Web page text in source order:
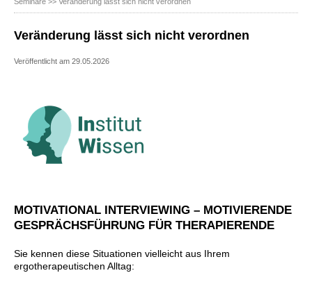
Seminare >> Veränderung lässt sich nicht verordnen
Veränderung lässt sich nicht verordnen
Veröffentlicht am 29.05.2026
MOTIVATIONAL INTERVIEWING – MOTIVIERENDE
GESPRÄCHSFÜHRUNG FÜR THERAPIERENDE
Sie kennen diese Situationen vielleicht aus Ihrem
ergotherapeutischen Alltag: